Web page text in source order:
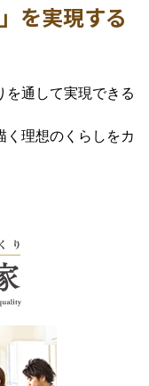
を実現する
を通して実現できる
く理想のくらしをカ